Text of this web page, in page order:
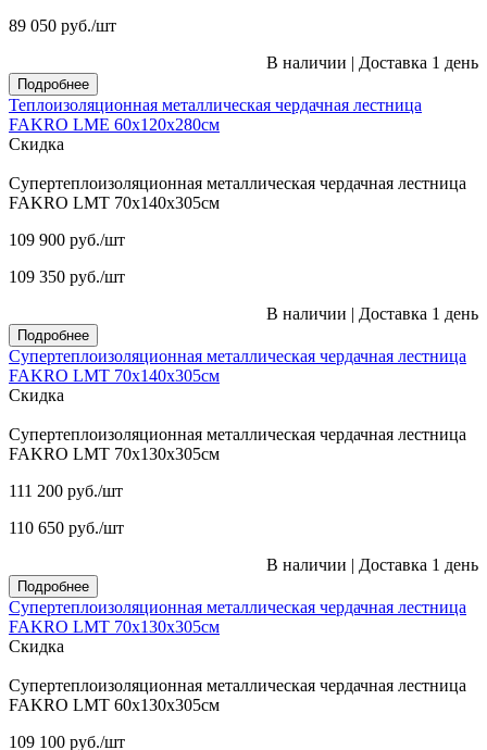
89 050 руб./шт
В наличии | Доставка 1 день
Подробнее
Теплоизоляционная металлическая чердачная лестница
FAKRO LME 60х120х280см
Скидка
Супертеплоизоляционная металлическая чердачная лестница
FAKRO LMT 70х140х305см
109 900 руб./шт
109 350 руб./шт
В наличии | Доставка 1 день
Подробнее
Супертеплоизоляционная металлическая чердачная лестница
FAKRO LMT 70х140х305см
Скидка
Супертеплоизоляционная металлическая чердачная лестница
FAKRO LMT 70х130х305см
111 200 руб./шт
110 650 руб./шт
В наличии | Доставка 1 день
Подробнее
Супертеплоизоляционная металлическая чердачная лестница
FAKRO LMT 70х130х305см
Скидка
Супертеплоизоляционная металлическая чердачная лестница
FAKRO LMT 60х130х305см
109 100 руб./шт